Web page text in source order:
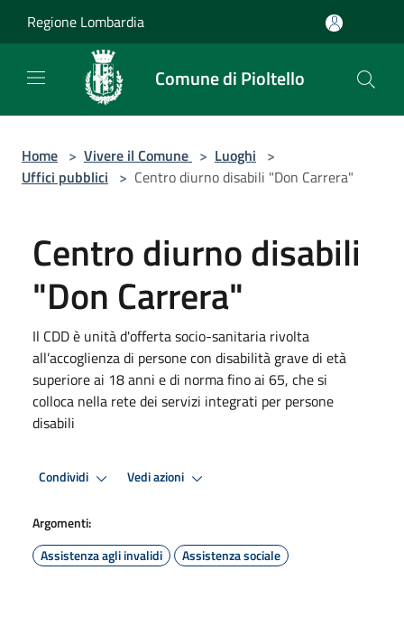
Regione Lombardia
Comune di Pioltello
Home > Vivere il Comune > Luoghi >
Uffici pubblici > Centro diurno disabili "Don Carrera"
Centro diurno disabili
"Don Carrera"
Il CDD è unità d'offerta socio-sanitaria rivolta
all’accoglienza di persone con disabilità grave di età
superiore ai 18 anni e di norma fino ai 65, che si
colloca nella rete dei servizi integrati per persone
disabili
Condividi Vedi azioni
Argomenti:
Assistenza agli invalidi
Assistenza sociale